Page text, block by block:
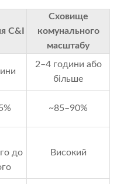
C&I
Сховище
комунального
масштабу
2–4 години або
більше
~85–90%
до
Високий